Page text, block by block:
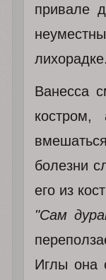
привале
Ванесса
болезни
его из
"Сам
Иглы она